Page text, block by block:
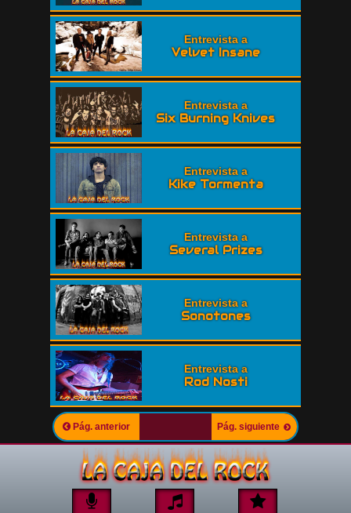
Entrevista a
Velvet Insane
Entrevista a
Six Burning Knives
Entrevista a
Kike Tormenta
Entrevista a
Several Prizes
Entrevista a
Sonotones
Entrevista a
Rod Nosti
Pág. anterior Pág. siguiente